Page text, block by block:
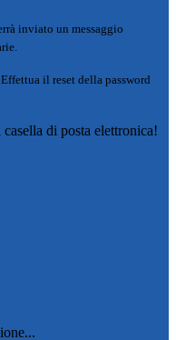
inviato un messaggio
il reset della password
di posta elettronica!